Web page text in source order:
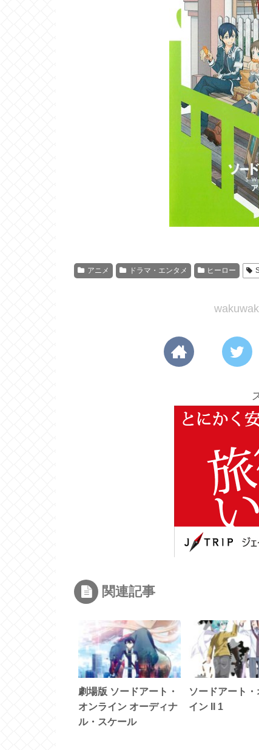
アニメ ドラマ・エンタメ ヒーロー
関連記事
劇場版 ソードアート・
オンライン オーディナ
ル・スケール
ソードアート・
イン II 1